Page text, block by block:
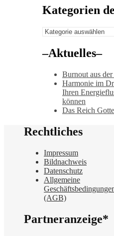
Kategorien
Kategorien
Beiträge
–Aktuelles–
Burnout aus
Harmonie im
Ihren
können
Das Reich
Rechtliches
Impressum
Bildnachweis
Datenschutz
Allgemeine
(AGB)
Partneranzeige*